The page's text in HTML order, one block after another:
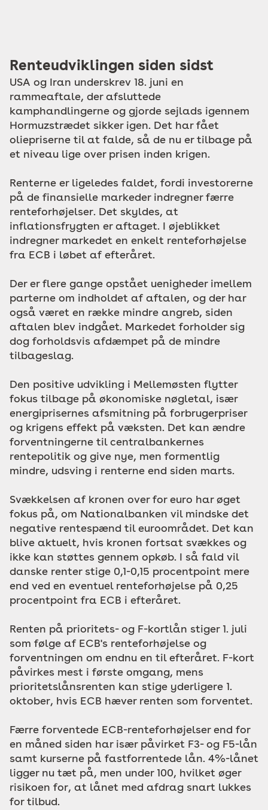
Renteudviklingen siden sidst
USA og Iran underskrev 18. juni en
rammeaftale, der afsluttede
kamphandlingerne og gjorde sejlads igennem
Hormuzstrædet sikker igen. Det har fået
oliepriserne til at falde, så de nu er tilbage på
et niveau lige over prisen inden krigen.
Renterne er ligeledes faldet, fordi investorerne
på de finansielle markeder indregner færre
renteforhøjelser. Det skyldes, at
inflationsfrygten er aftaget. I øjeblikket
indregner markedet en enkelt renteforhøjelse
fra ECB i løbet af efteråret.
Der er flere gange opstået uenigheder imellem
parterne om indholdet af aftalen, og der har
også været en række mindre angreb, siden
aftalen blev indgået. Markedet forholder sig
dog forholdsvis afdæmpet på de mindre
tilbageslag.
Den positive udvikling i Mellemøsten flytter
fokus tilbage på økonomiske nøgletal, især
energiprisernes afsmitning på forbrugerpriser
og krigens effekt på væksten. Det kan ændre
forventningerne til centralbankernes
rentepolitik og give nye, men formentlig
mindre, udsving i renterne end siden marts.
Svækkelsen af kronen over for euro har øget
fokus på, om Nationalbanken vil mindske det
negative rentespænd til euroområdet. Det kan
blive aktuelt, hvis kronen fortsat svækkes og
ikke kan støttes gennem opkøb. I så fald vil
danske renter stige 0,1-0,15 procentpoint mere
end ved en eventuel renteforhøjelse på 0,25
procentpoint fra ECB i efteråret.
Renten på prioritets- og F-kortlån stiger 1. juli
som følge af ECB's renteforhøjelse og
forventningen om endnu en til efteråret. F-kort
påvirkes mest i første omgang, mens
prioritetslånsrenten kan stige yderligere 1.
oktober, hvis ECB hæver renten som forventet.
Færre forventede ECB-renteforhøjelser end for
en måned siden har især påvirket F3- og F5-lån
samt kurserne på fastforrentede lån. 4%-lånet
ligger nu tæt på, men under 100, hvilket øger
risikoen for, at lånet med afdrag snart lukkes
for tilbud.